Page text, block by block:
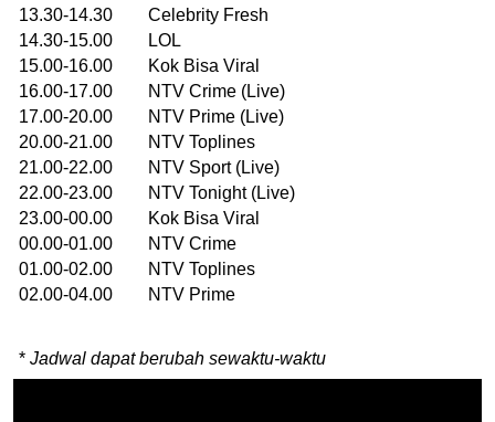
13.30-14.30 Celebrity Fresh
14.30-15.00 LOL
15.00-16.00 Kok Bisa Viral
16.00-17.00 NTV Crime (Live)
17.00-20.00 NTV Prime (Live)
20.00-21.00 NTV Toplines
21.00-22.00 NTV Sport (Live)
22.00-23.00 NTV Tonight (Live)
23.00-00.00 Kok Bisa Viral
00.00-01.00 NTV Crime
01.00-02.00 NTV Toplines
02.00-04.00 NTV Prime
* Jadwal dapat berubah sewaktu-waktu